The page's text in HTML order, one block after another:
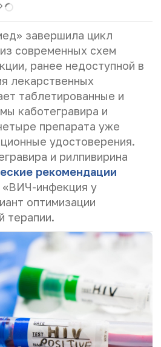
завершила цикл
современных схем
ранее недоступной в
лекарственных
таблетированные и
каботегравира и
препарата уже
удостоверения.
и рилпивирина
рекомендации
«ВИЧ-инфекция у
оптимизации
терапии.